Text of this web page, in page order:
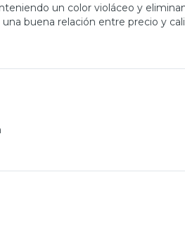
un color violáceo y
buena relación entre precio y